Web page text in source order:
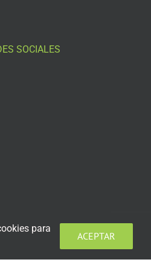
SOCIALES
para
ACEPTAR